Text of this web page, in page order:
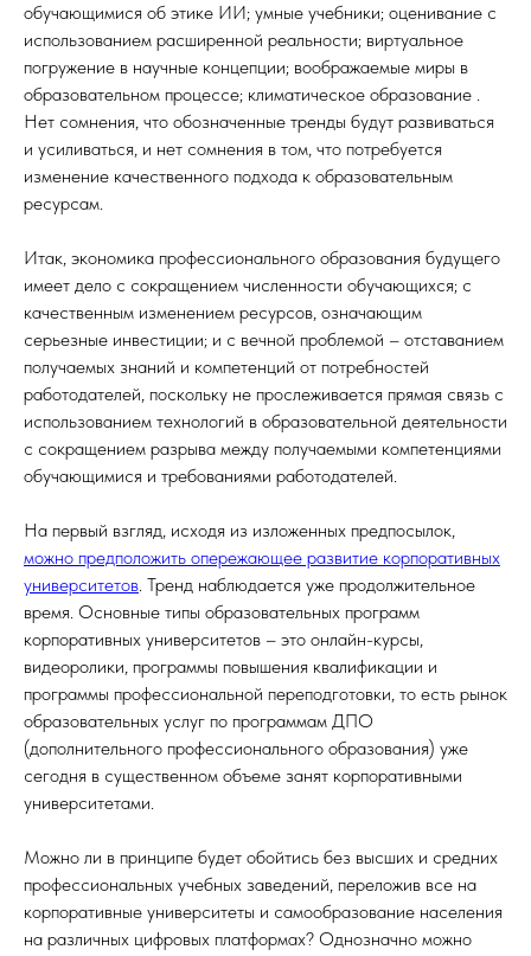
обучающимися об этике ИИ; умные учебники; оценивание с
использованием расширенной реальности; виртуальное
погружение в научные концепции; воображаемые миры в
образовательном процессе; климатическое образование .
Нет сомнения, что обозначенные тренды будут развиваться
и усиливаться, и нет сомнения в том, что потребуется
изменение качественного подхода к образовательным
ресурсам.
Итак, экономика профессионального образования будущего
имеет дело с сокращением численности обучающихся; с
качественным изменением ресурсов, означающим
серьезные инвестиции; и с вечной проблемой – отставанием
получаемых знаний и компетенций от потребностей
работодателей, поскольку не прослеживается прямая связь с
использованием технологий в образовательной деятельности
с сокращением разрыва между получаемыми компетенциями
обучающимися и требованиями работодателей.
На первый взгляд, исходя из изложенных предпосылок,
можно предположить опережающее развитие корпоративных
университетов. Тренд наблюдается уже продолжительное
время. Основные типы образовательных программ
корпоративных университетов – это онлайн-курсы,
видеоролики, программы повышения квалификации и
программы профессиональной переподготовки, то есть рынок
образовательных услуг по программам ДПО
(дополнительного профессионального образования) уже
сегодня в существенном объеме занят корпоративными
университетами.
Можно ли в принципе будет обойтись без высших и средних
профессиональных учебных заведений, переложив все на
корпоративные университеты и самообразование населения
на различных цифровых платформах? Однозначно можно